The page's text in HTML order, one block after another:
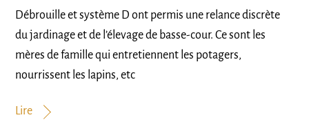
Débrouille et système D ont permis une relance discrète
du jardinage et de l’élevage de basse-cour. Ce sont les
mères de famille qui entretiennent les potagers,
nourrissent les lapins, etc
Lire